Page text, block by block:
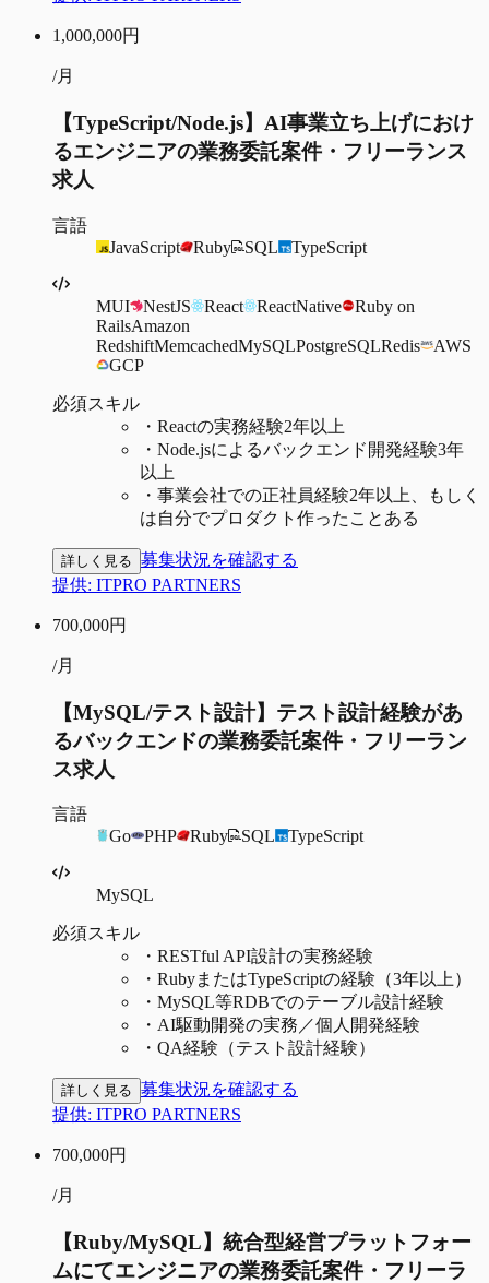
1,000,000円
/月
【TypeScript/Node.js】AI事業立ち上げにおけ
るエンジニアの業務委託案件・フリーランス
求人
言語
JavaScript
Ruby SQL TypeScript
MUI NestJS React ReactNative
Ruby on
RailsAmazon
RedshiftMemcachedMySQLPostgreSQLRedis
AWS
GCP
必須スキル
・ Reactの実務経験2年以上
・ Node.jsによるバックエンド開発経験3年
以上
・ 事業会社での正社員経験2年以上、もしく
は自分でプロダクト作ったことある
詳しく見る 募集状況を確認する
提供: ITPRO PARTNERS
700,000円
/月
【MySQL/テスト設計】テスト設計経験があ
るバックエンドの業務委託案件・フリーラン
ス求人
言語
Go
PHP Ruby SQL TypeScript
MySQL
必須スキル
・ RESTful API設計の実務経験
・ RubyまたはTypeScriptの経験（3年以上）
・ MySQL等RDBでのテーブル設計経験
・ AI駆動開発の実務／個人開発経験
・ QA経験（テスト設計経験）
詳しく見る 募集状況を確認する
提供: ITPRO PARTNERS
700,000円
/月
【Ruby/MySQL】統合型経営プラットフォー
ムにてエンジニアの業務委託案件・フリーラ